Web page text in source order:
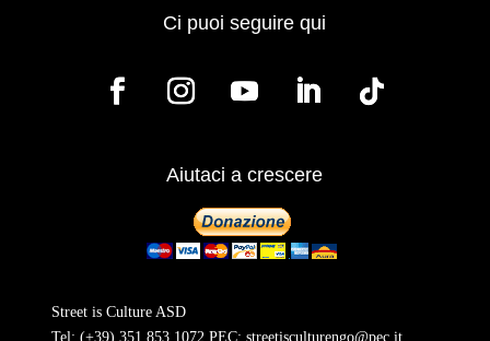
Ci puoi seguire qui
Aiutaci a crescere
Street is Culture ASD
Tel:(+39) 351 853 1072PEC:streetisculturengo@pec.it